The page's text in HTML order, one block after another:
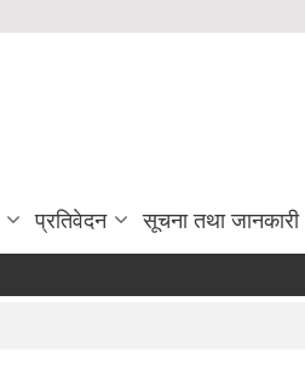
प्रतिवेदन सूचना तथा जानकारी